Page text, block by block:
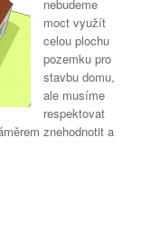
nebudeme
moct využít
celou plochu
pozemku pro
stavbu domu,
ale musíme
respektovat
znehodnotit a